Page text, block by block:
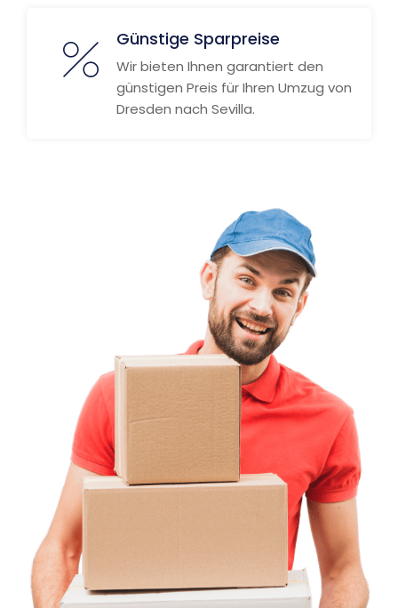
Günstige Sparpreise
Wir bieten Ihnen garantiert den
günstigen Preis für Ihren Umzug von
Dresden nach Sevilla.